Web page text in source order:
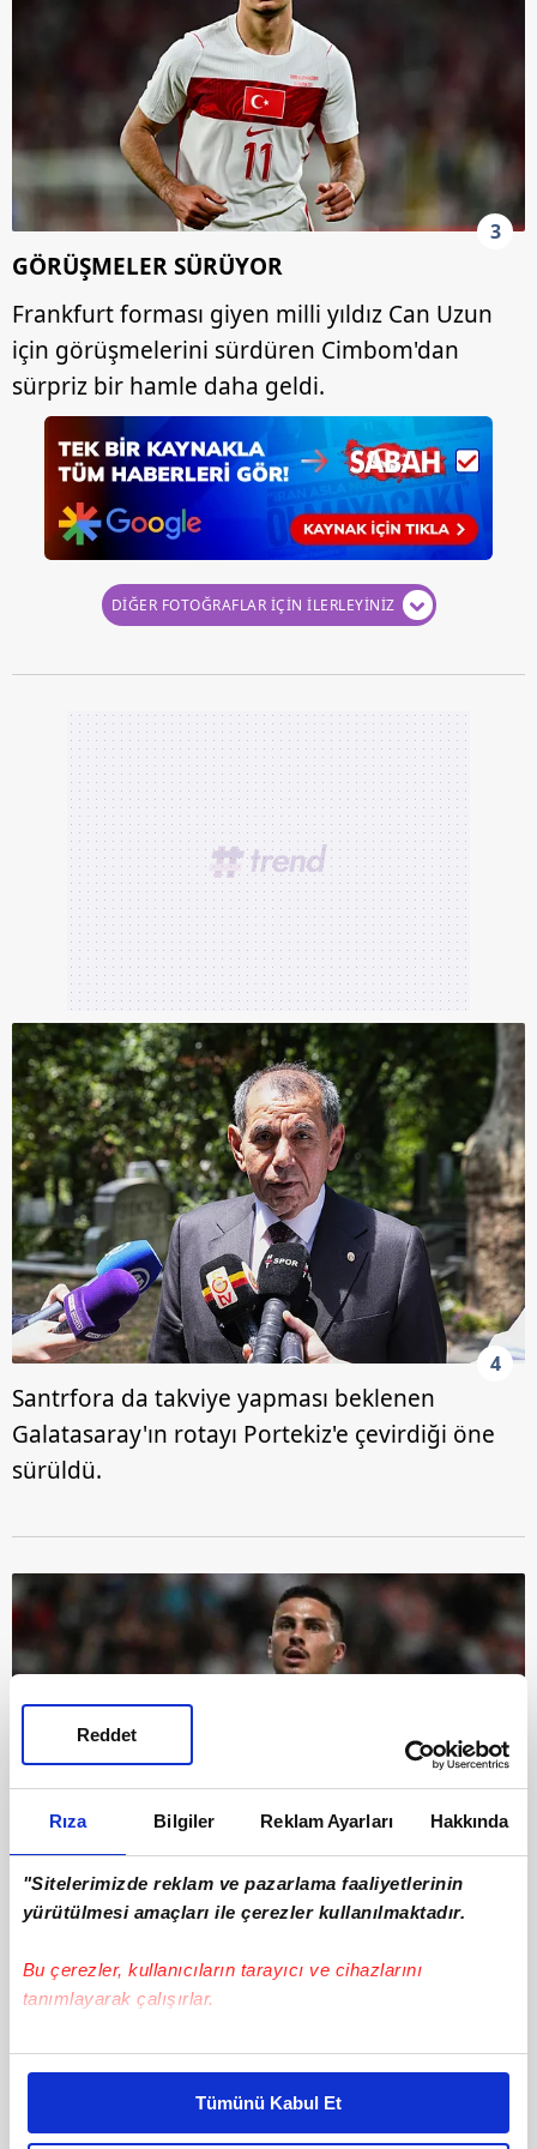
Rıza Bilgiler Reklam Ayarları Hakkında
"Sitelerimizde reklam ve pazarlama faaliyetlerinin
yürütülmesi amaçları ile çerezler kullanılmaktadır.
Bu çerezler, kullanıcıların tarayıcı ve cihazlarını
tanımlayarak çalışırlar.
Bu çerezlere izin vermeniz halinde sizlere özel
daha iyi reklam deneyimi yaşatabiliriz. Bunu yaparken
amacımızın size daha iyi bir reklam deneyimi sunmak
Tümünü Kabul Et
Reddet
3
GÖRÜŞMELER SÜRÜYOR
Frankfurt forması giyen milli yıldız Can Uzun
için görüşmelerini sürdüren Cimbom'dan
sürpriz bir hamle daha geldi.
DİĞER FOTOĞRAFLAR İÇİN İLERLEYİNİZ
4
Santrfora da takviye yapması beklenen
Galatasaray'ın rotayı Portekiz'e çevirdiği öne
sürüldü.
Takvim'de yer alan habere göre sarı-kırmızılı
ekip, Benfica forması giyen Franjo Ivanovic ile
ilgileniyor.